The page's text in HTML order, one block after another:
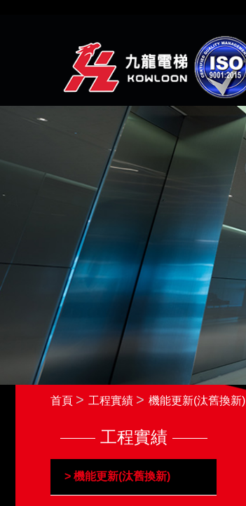
首頁 工程實績 機能更新(汰舊換新)
工程實績
機能更新(汰舊換新)